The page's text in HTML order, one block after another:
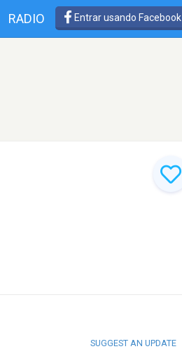
RADIO Entrar usando Facebook
SUGGEST AN UPDATE